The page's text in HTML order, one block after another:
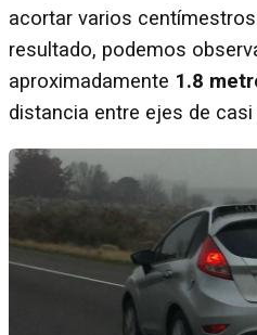
acortar varios
resultado, podemos
aproximadamente 1.8
distancia entre ejes de